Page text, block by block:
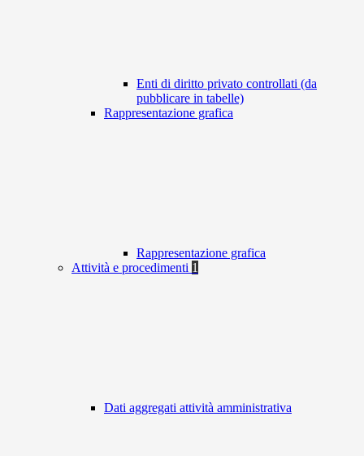
Enti di diritto privato controllati (da
pubblicare in tabelle)
Rappresentazione grafica
Rappresentazione grafica
Attività e procedimenti 1
Dati aggregati attività amministrativa